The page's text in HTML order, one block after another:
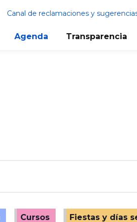
Canal de reclamaciones y
Agenda Transparencia
Cursos Fiestas y días